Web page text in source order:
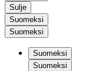
Sulje
Suomeksi
Suomeksi
Suomeksi
Suomeksi